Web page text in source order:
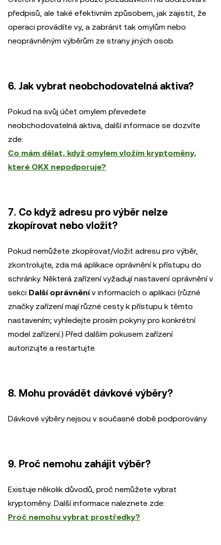
předpisů, ale také efektivním způsobem, jak zajistit, že
operaci provádíte vy, a zabránit tak omylům nebo
neoprávněným výběrům ze strany jiných osob.
6. Jak vybrat neobchodovatelná aktiva?
Pokud na svůj účet omylem převedete
neobchodovatelná aktiva, další informace se dozvíte
zde:
Co mám dělat, když omylem vložím kryptoměny,
které OKX nepodporuje?
7. Co když adresu pro výběr nelze
zkopírovat nebo vložit?
Pokud nemůžete zkopírovat/vložit adresu pro výběr,
zkontrolujte, zda má aplikace oprávnění k přístupu do
schránky. Některá zařízení vyžadují nastavení oprávnění v
sekci Další oprávněnív informacích o aplikaci (různé
značky zařízení mají různé cesty k přístupu k těmto
nastavením; vyhledejte prosím pokyny pro konkrétní
model zařízení.) Před dalším pokusem zařízení
autorizujte a restartujte.
8. Mohu provádět dávkové výběry?
Dávkové výběry nejsou v současné době podporovány.
9. Proč nemohu zahájit výběr?
Existuje několik důvodů, proč nemůžete vybrat
kryptoměny. Další informace naleznete zde:
Proč nemohu vybrat prostředky?